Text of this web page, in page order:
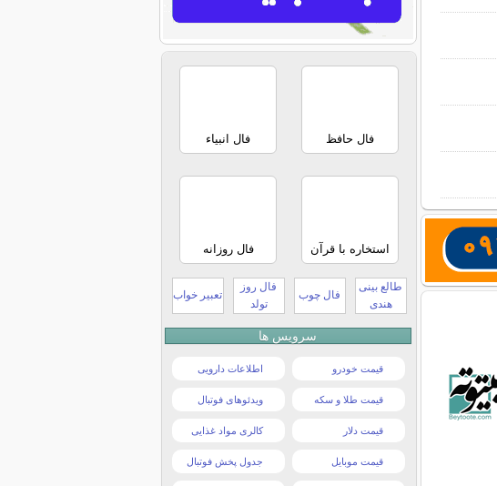
فال حافظ فال انبیاء
استخاره با قرآن فال روزانه
طالع بینی
هندی
فال چوب
فال روز
تولد
تعبیر خواب
سرویس ها
قیمت خودرو اطلاعات دارویی
قیمت طلا و سکه ویدئوهای فوتبال
قیمت دلار کالری مواد غذایی
قیمت موبایل جدول پخش فوتبال